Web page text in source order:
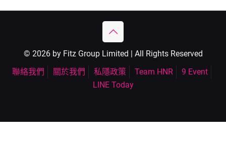
© 2026 by Fitz Group Limited | All Rights Reserved
聯絡我們
關於我們 私隱政策 Team HNR
9 Event
LINE Today